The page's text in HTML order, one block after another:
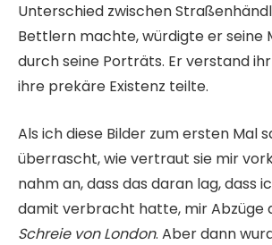
Unterschied zwischen
Bettlern machte, würdigte er seine
durch seine Porträts. Er verstand
ihre prekäre Existenz teilte.
Als ich diese Bilder zum ersten Mal
überrascht, wie vertraut sie mir
nahm an, dass das daran lag, dass
damit verbracht hatte, mir Abzüge
Schreie von London. Aber dann